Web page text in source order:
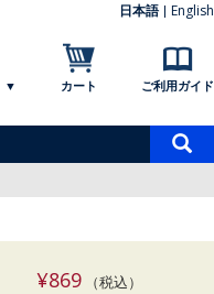
日本語 English
カート ご利用ガイド
索
¥869 （税込）